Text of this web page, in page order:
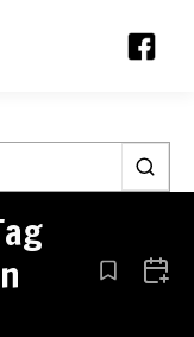
Aus den